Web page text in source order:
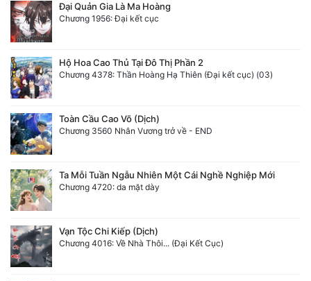
Đại Quản Gia Là Ma Hoàng
Chương 1956: Đại kết cục
Hộ Hoa Cao Thủ Tại Đô Thị Phần 2
Chương 4378: Thần Hoàng Hạ Thiên (Đại kết cục) (03)
Toàn Cầu Cao Võ (Dịch)
Chương 3560 Nhân Vương trở về - END
Ta Mỗi Tuần Ngẫu Nhiên Một Cái Nghề Nghiệp Mới
Chương 4720: da mặt dày
Vạn Tộc Chi Kiếp (Dịch)
Chương 4016: Về Nhà Thôi... (Đại Kết Cục)